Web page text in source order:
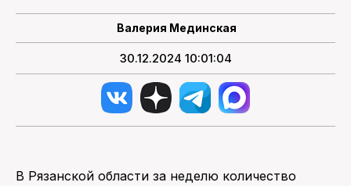
Валерия Мединская
30.12.2024 10:01:04
В Рязанской области за неделю количество